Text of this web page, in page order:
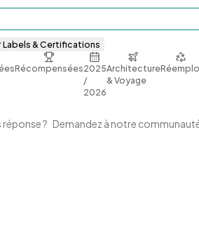
Labels & Certifications
Récompensées2025
/
2026
Architecture
& Voyage
réponse ? Demandez à notre